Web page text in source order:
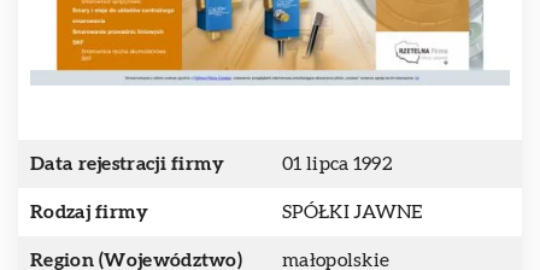
Data rejestracji firmy 01 lipca 1992
Rodzaj firmy SPÓŁKI JAWNE
Region (Województwo) małopolskie